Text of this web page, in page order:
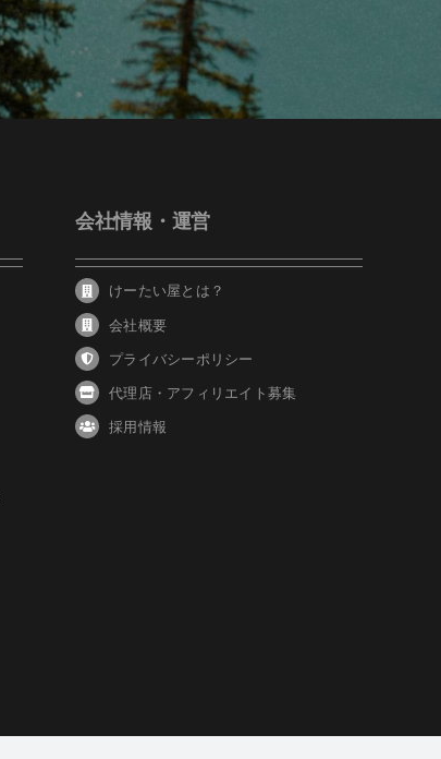
会社情報・運営
けーたい屋とは？
会社概要
プライバシーポリシー
代理店・アフィリエイト募集
採用情報